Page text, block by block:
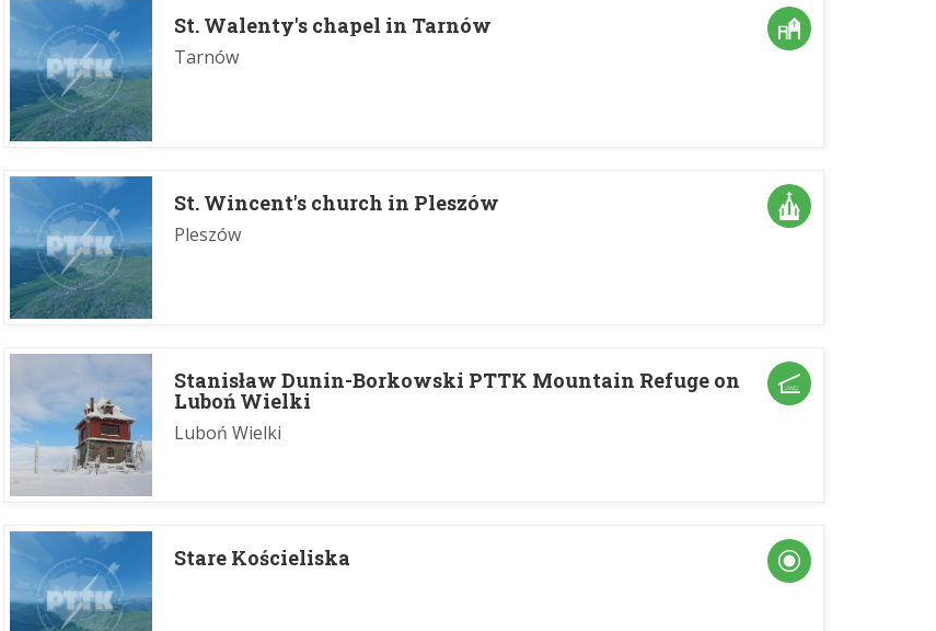
St. Walenty's chapel in Tarnów
Tarnów
St. Wincent's church in Pleszów
Pleszów
Stanisław Dunin-Borkowski PTTK Mountain Refuge on
Luboń Wielki
Luboń Wielki
Stare Kościeliska